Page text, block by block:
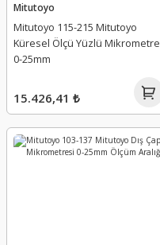
Mitutoyo
Mitutoyo 115-215 Mitutoyo
Küresel Ölçü Yüzlü Mikrometre
0-25mm
15.426,41 ₺